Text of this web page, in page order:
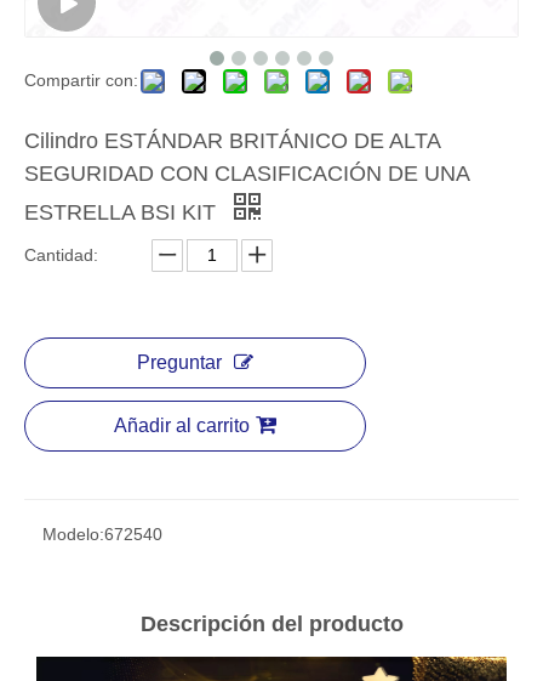
Compartir con:
Cilindro ESTÁNDAR BRITÁNICO DE ALTA
SEGURIDAD CON CLASIFICACIÓN DE UNA
ESTRELLA BSI KIT
Cantidad:
Preguntar
Añadir al carrito
Modelo:672540
Descripción del producto